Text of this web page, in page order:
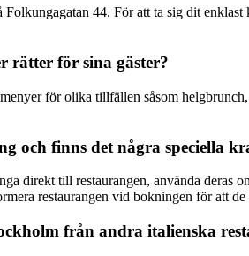
44. För att ta sig dit
rätter för sina gäster?
för olika tillfällen såsom
och finns det några speciella
direkt till restaurangen, använda
restaurangen vid bokningen för att
från andra italienska